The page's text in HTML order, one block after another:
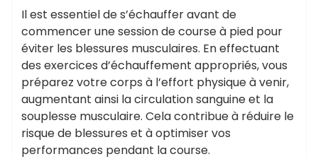
Il est essentiel de s’échauffer avant de
commencer une session de course à pied pour
éviter les blessures musculaires. En effectuant
des exercices d’échauffement appropriés, vous
préparez votre corps à l’effort physique à venir,
augmentant ainsi la circulation sanguine et la
souplesse musculaire. Cela contribue à réduire le
risque de blessures et à optimiser vos
performances pendant la course.